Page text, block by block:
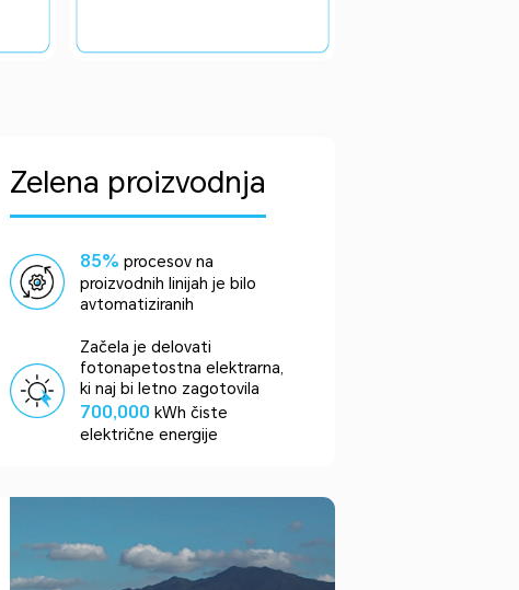
Zelena proizvodnja
85% procesov na
proizvodnih linijah je bilo
avtomatiziranih
Začela je delovati
fotonapetostna elektrarna,
ki naj bi letno zagotovila
700,000 kWh čiste
električne energije